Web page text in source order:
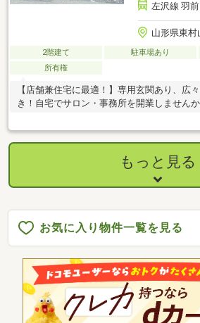
左沢線 羽
山形県東
2階建て 駐車場あり
所有権
【店舗兼住宅に最適！】専用玄関あり、広
き！自宅でサロン・事務所を開業しませんか
もっと見る
お気に入り物件一覧を見る